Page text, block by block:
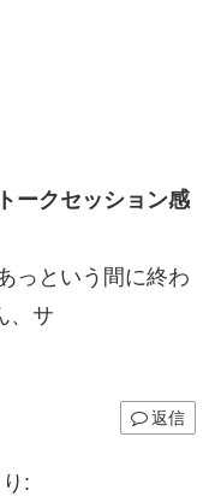
ークセッション感
っという間に終わ
、サ
返信
: